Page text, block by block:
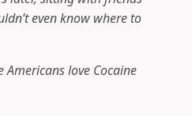
even know where to
love Cocaine